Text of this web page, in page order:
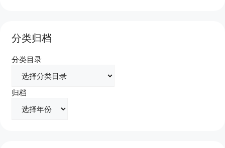
分类归档
分类目录
归档